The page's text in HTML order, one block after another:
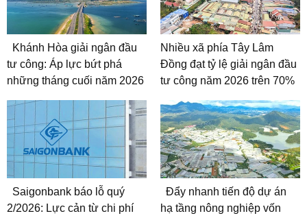
Khánh Hòa giải ngân đầu
tư công: Áp lực bứt phá
những tháng cuối năm 2026
Nhiều xã phía Tây Lâm
Đồng đạt tỷ lệ giải ngân đầu
tư công năm 2026 trên 70%
Saigonbank báo lỗ quý
2/2026: Lực cản từ chi phí
Đẩy nhanh tiến độ dự án
hạ tầng nông nghiệp vốn